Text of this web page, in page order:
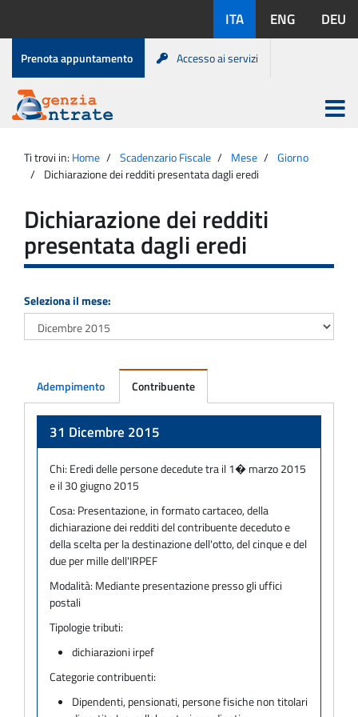
contenuto
disponibili:
ITA ENG DEU
Menu
di
servizio
Prenota appuntamento Accesso ai servizi
Agenzia
Entrate
Apri
menu
principale
Ti trovi in: Home Scadenzario Fiscale Mese
Giorno
Dichiarazione dei redditi presentata dagli eredi
Dichiarazione dei redditi
presentata dagli eredi
Seleziona il mese:
Adempimento Contribuente
31 Dicembre 2015
Chi: Eredi delle persone decedute tra il 1� marzo 2015
e il 30 giugno 2015
Cosa: Presentazione, in formato cartaceo, della
dichiarazione dei redditi del contribuente deceduto e
della scelta per la destinazione dell'otto, del cinque e del
due per mille dell'IRPEF
Modalità: Mediante presentazione presso gli uffici
postali
Tipologie tributi:
dichiarazioni irpef
Categorie contribuenti:
Dipendenti, pensionati, persone fisiche non titolari